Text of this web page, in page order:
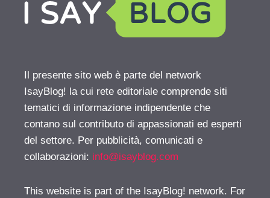
Il presente sito web è parte del network
IsayBlog! la cui rete editoriale comprende siti
tematici di informazione indipendente che
contano sul contributo di appassionati ed esperti
del settore. Per pubblicità, comunicati e
collaborazioni: info@isayblog.com
This website is part of the IsayBlog! network. For